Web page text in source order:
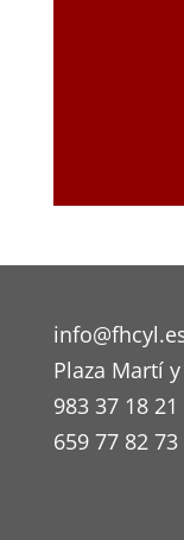
Plaza Martí
983 37 18 21
659 77 82 73